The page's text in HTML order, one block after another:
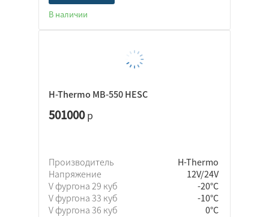
В наличии
H-Thermo MB-550 HESC
501000р
Производитель
H-Thermo
Напряжение
12V/24V
V фургона 29 куб
-20°C
V фургона 33 куб
-10°C
V фургона 36 куб
0°C